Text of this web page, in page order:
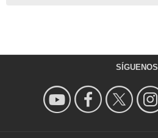
SÍGUENOS